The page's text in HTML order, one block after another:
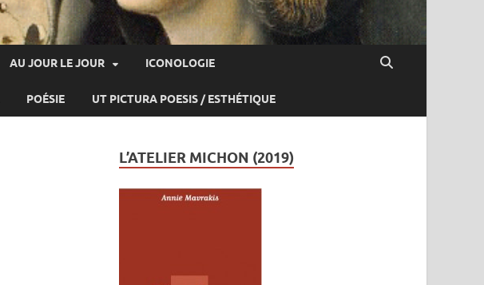
AU JOUR LE JOUR ICONOLOGIE
POÉSIE UT PICTURA POESIS / ESTHÉTIQUE
L’ATELIER MICHON (2019)